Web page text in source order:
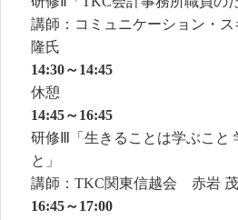
講師：コミュニケーション・
隆氏
14:30～14:45
休憩
14:45～16:45
研修Ⅲ「生きることは学ぶこと
と」
講師：TKC関東信越会 赤岩
16:45～17:00